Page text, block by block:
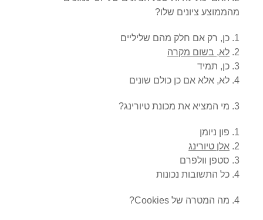
מהממוצע ציונים שלו?
כן, רק אם חלק מהם שליליים
לא, בשום מקרה
כן, תמיד
לא, אלא אם כן כולם שונים
3. מי המציא את מכונת טיורינג?
פון ניומן
אלן טיורינג
סטפן וולפרם
כל התשובות נכונות
4. מה המטרה של Cookies?